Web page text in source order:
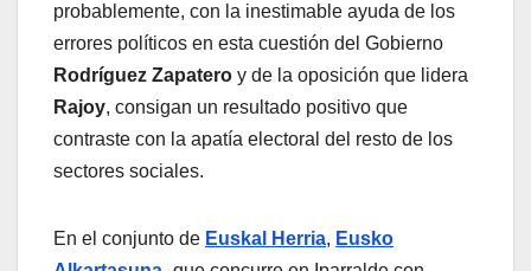
probablemente, con la inestimable ayuda de los
errores polí­ticos en esta cuestión del Gobierno
Rodrí­guez Zapatero y de la oposición que lidera
Rajoy, consigan un resultado positivo que
contraste con la apatí­a electoral del resto de los
sectores sociales.
En el conjunto de Euskal Herria, Eusko